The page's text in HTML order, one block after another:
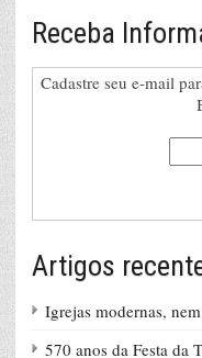
Receba
Cadastre seu e-mail
Artigos
Igrejas modernas,
570 anos da Festa da